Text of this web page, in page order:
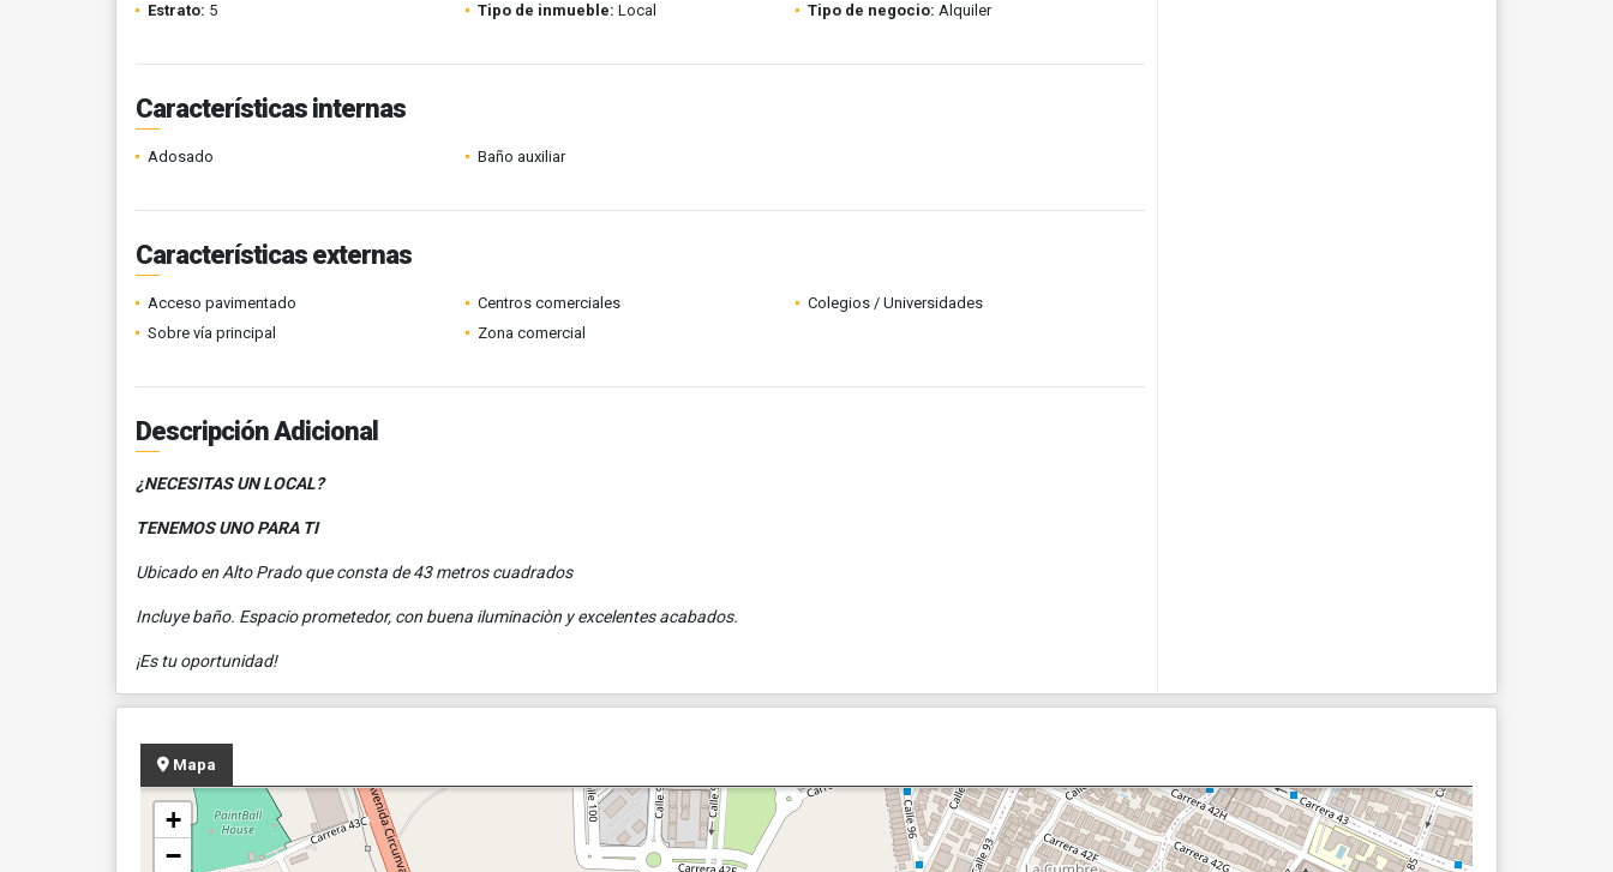
Estrato: 5 Tipo de inmueble: Local Tipo de negocio: Alquiler
Características internas
Adosado Baño auxiliar
Características externas
Acceso pavimentado Centros comerciales
Colegios / Universidades
Sobre vía principal
Zona comercial
Descripción Adicional
¿NECESITAS UN LOCAL?
TENEMOS UNO PARA TI
Ubicado en Alto Prado que consta de 43 metros cuadrados
Incluye baño. Espacio prometedor, con buena iluminaciòn y excelentes acabados.
¡Es tu oportunidad!
Mapa
+
−